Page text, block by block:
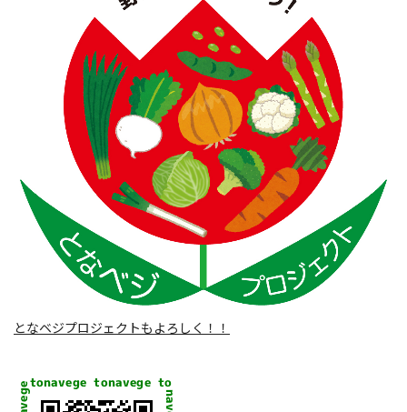
となベジプロジェクトもよろしく！！